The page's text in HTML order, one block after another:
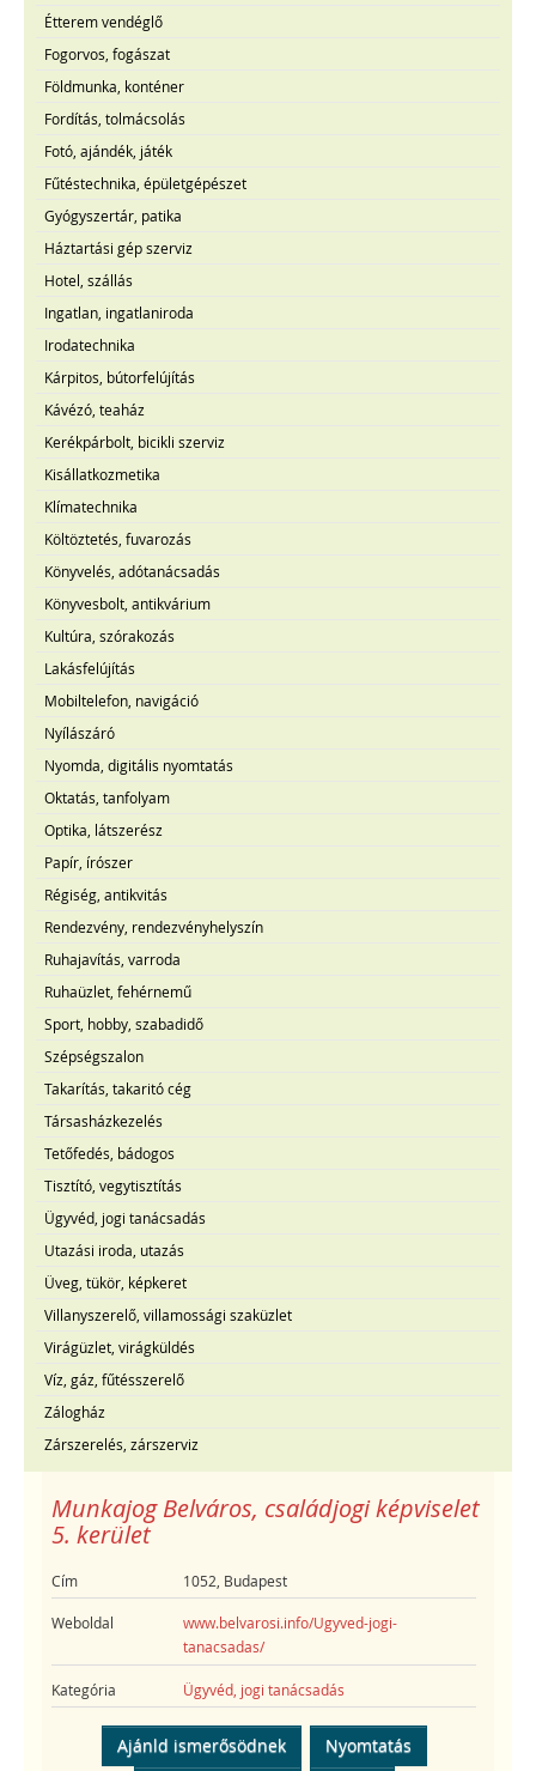
Étterem vendéglő
Fogorvos, fogászat
Földmunka, konténer
Fordítás, tolmácsolás
Fotó, ajándék, játék
Fűtéstechnika, épületgépészet
Gyógyszertár, patika
Háztartási gép szerviz
Hotel, szállás
Ingatlan, ingatlaniroda
Irodatechnika
Kárpitos, bútorfelújítás
Kávézó, teaház
Kerékpárbolt, bicikli szerviz
Kisállatkozmetika
Klímatechnika
Költöztetés, fuvarozás
Könyvelés, adótanácsadás
Könyvesbolt, antikvárium
Kultúra, szórakozás
Lakásfelújítás
Mobiltelefon, navigáció
Nyílászáró
Nyomda, digitális nyomtatás
Oktatás, tanfolyam
Optika, látszerész
Papír, írószer
Régiség, antikvitás
Rendezvény, rendezvényhelyszín
Ruhajavítás, varroda
Ruhaüzlet, fehérnemű
Sport, hobby, szabadidő
Szépségszalon
Takarítás, takaritó cég
Társasházkezelés
Tetőfedés, bádogos
Tisztító, vegytisztítás
Ügyvéd, jogi tanácsadás
Utazási iroda, utazás
Üveg, tükör, képkeret
Villanyszerelő, villamossági szaküzlet
Virágüzlet, virágküldés
Víz, gáz, fűtésszerelő
Zálogház
Zárszerelés, zárszerviz
Munkajog Belváros, családjogi képviselet
5. kerület
Cím 1052, Budapest
Weboldal
www.belvarosi.info/Ugyved-jogi-
tanacsadas/
Kategória Ügyvéd, jogi tanácsadás
Ajánld ismerősödnek Nyomtatás